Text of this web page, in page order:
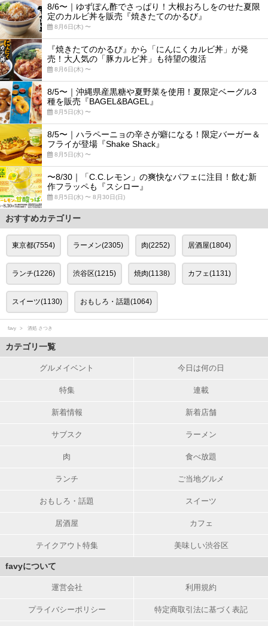
8/6〜｜ゆずぽん酢でさっぱり！大根おろしをのせた夏限
定のカルビ丼を販売『焼きたてのかるび』
8月6日(木) 〜
『焼きたてのかるび』から「にんにくカルビ丼」が発
売！大人気の「豚カルビ丼」も待望の復活
8月6日(木) 〜
8/5〜｜沖縄県産黒糖や夏野菜を使用！夏限定ベーグル3
種を販売『BAGEL&BAGEL』
8月5日(水) 〜
8/5〜｜ハラペーニョの辛さが癖になる！限定バーガー＆
フライが登場『Shake Shack』
8月5日(水) 〜
〜8/30｜「C.C.レモン」の爽快なパフェに注目！飲む新
作フラッペも『スシロー』
8月5日(水) 〜 8月30日(日)
おすすめカテゴリー
東京都(7554) ラーメン(2305) 肉(2252) 居酒屋(1804)
ランチ(1226) 渋谷区(1215) 焼肉(1138) カフェ(1131)
スイーツ(1130) おもしろ・話題(1064)
favy 酒処 さつき
カテゴリ一覧
グルメイベント 今日は何の日
特集 連載
新着情報 新着店舗
サブスク ラーメン
肉 食べ放題
ランチ ご当地グルメ
おもしろ・話題 スイーツ
居酒屋 カフェ
テイクアウト特集 美味しい渋谷区
favyについて
運営会社 利用規約
プライバシーポリシー 特定商取引法に基づく表記